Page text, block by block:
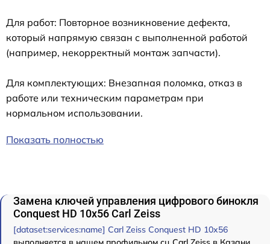
Для работ: Повторное возникновение дефекта,
который напрямую связан с выполненной работой
(например, некорректный монтаж запчасти).
Для комплектующих: Внезапная поломка, отказ в
работе или техническим параметрам при
нормальном использовании.
Показать полностью
Замена ключей управления цифрового бинокля
Conquest HD 10x56 Carl Zeiss
[dataset:services:name] Carl Zeiss Conquest HD 10x56